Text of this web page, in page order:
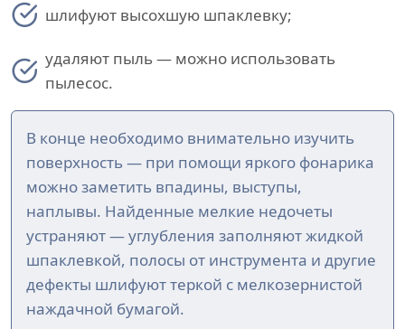
шлифуют высохшую шпаклевку;
удаляют пыль — можно использовать
пылесос.
В конце необходимо внимательно изучить
поверхность — при помощи яркого фонарика
можно заметить впадины, выступы,
наплывы. Найденные мелкие недочеты
устраняют — углубления заполняют жидкой
шпаклевкой, полосы от инструмента и другие
дефекты шлифуют теркой с мелкозернистой
наждачной бумагой.